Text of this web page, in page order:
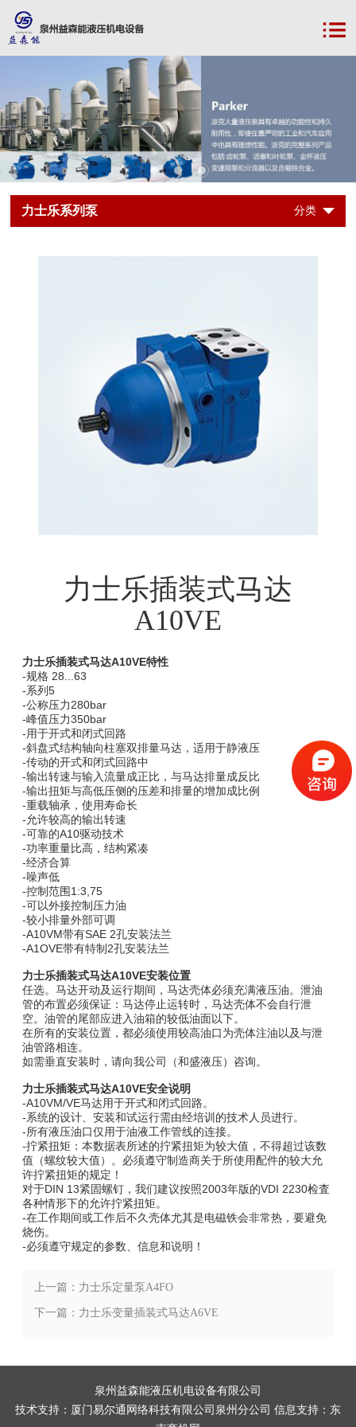
力士乐系列泵 分类
力士乐插装式马达
A10VE
力士乐插装式马达A10VE特性
-规格 28...63
-系列5
-公称压力280bar
-峰值压力350bar
-用于开式和闭式回路
-斜盘式结构轴向柱塞双排量马达，适用于静液压
-传动的开式和闭式回路中
-输出转速与输入流量成正比，与马达排量成反比
-输出扭矩与高低压侧的压差和排量的增加成比例
-重载轴承，使用寿命长
-允许较高的输出转速
-可靠的A10驱动技术
-功率重量比高，结构紧凑
-经济合算
-噪声低
-控制范围1:3,75
-可以外接控制压力油
-较小排量外部可调
-A10VM带有SAE 2孔安装法兰
-A1OVE带有特制2孔安装法兰
力士乐插装式马达A10VE安装位置
任选。马达开动及运行期间，马达壳体必须充满液压油。泄油
管的布置必须保证：马达停止运转时，马达壳体不会自行泄
空。油管的尾部应进入油箱的较低油面以下。
在所有的安装位置，都必须使用较高油口为壳体注油以及与泄
油管路相连。
如需垂直安装时，请向我公司（和盛液压）咨询。
力士乐插装式马达A10VE安全说明
-A10VM/VE马达用于开式和闭式回路。
-系统的设计、安装和试运行需由经培训的技术人员进行。
-所有液压油口仅用于油液工作管线的连接。
-拧紧扭矩：本数据表所述的拧紧扭矩为较大值，不得超过该数
值（螺纹较大值）。必须遵守制造商关于所使用配件的较大允
许拧紧扭矩的规定！
对于DIN 13紧固螺钉，我们建议按照2003年版的VDI 2230检査
各种情形下的允许拧紧扭矩。
-在工作期间或工作后不久壳体尤其是电磁铁会非常热，要避免
烧伤。
-必须遵守规定的参数、信息和说明！
上一篇：力士乐定量泵A4FO
下一篇：力士乐变量插装式马达A6VE
泉州益森能液压机电设备有限公司
技术支持： 厦门易尔通网络科技有限公司泉州分公司 信息支持： 东